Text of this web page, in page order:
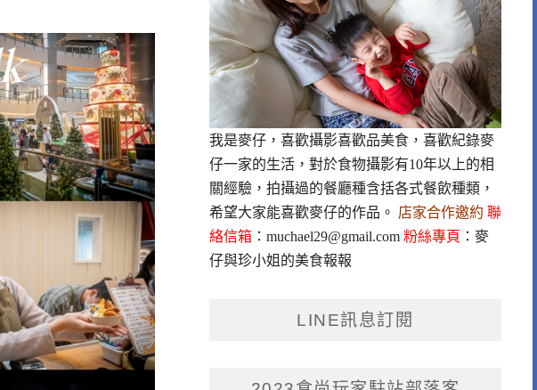
我是麥仔，喜歡攝影喜歡品美食，喜歡紀錄麥
仔一家的生活，對於食物攝影有10年以上的相
關經驗，拍攝過的餐廳種含括各式餐飲種類，
希望大家能喜歡麥仔的作品。 店家合作邀約 聯
絡信箱： muchael29@gmail.com 粉絲專頁 ： 麥
仔與珍小姐的美食報報
LINE訊息訂閱